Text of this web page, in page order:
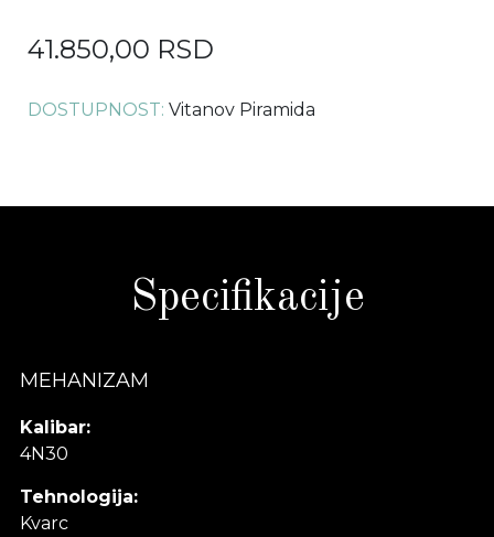
41.850,00 RSD
DOSTUPNOST: Vitanov Piramida
Specifikacije
MEHANIZAM
Kalibar:
4N30
Tehnologija:
Kvarc